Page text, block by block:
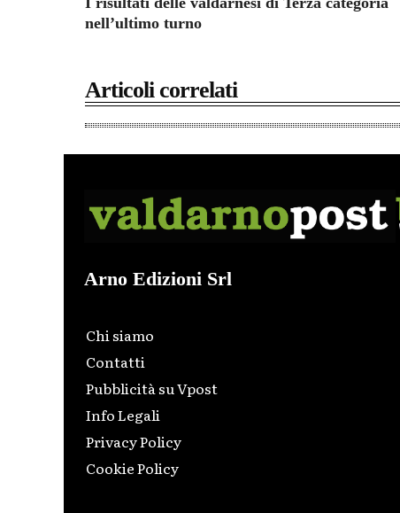
nell’ultimo turno
Articoli correlati
Arno Edizioni Srl
Chi siamo
Contatti
Pubblicità su Vpost
Info Legali
Privacy Policy
Cookie Policy